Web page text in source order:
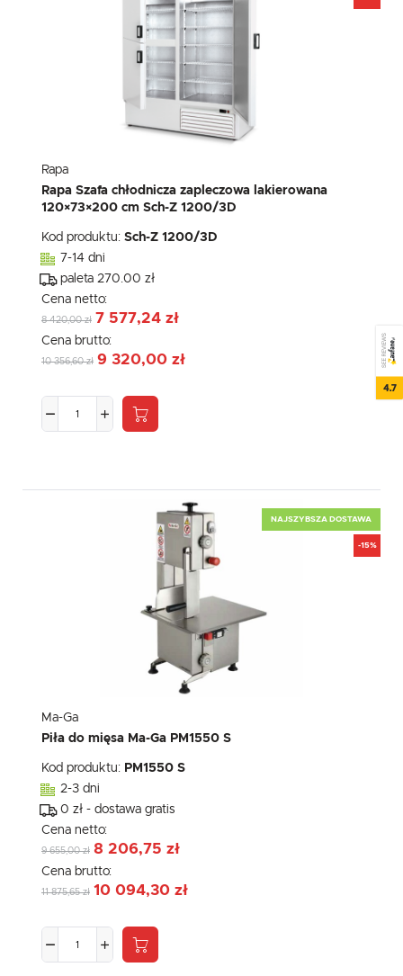
Rapa
Rapa Szafa chłodnicza zapleczowa lakierowana
120×73×200 cm Sch-Z 1200/3D
Kod produktu: Sch-Z 1200/3D
7-14 dni
paleta 270.00 zł
Cena netto:
8 420,00 zł 7 577,24 zł
Cena brutto:
10 356,60 zł 9 320,00 zł
NAJSZYBSZA DOSTAWA
-15%
Ma-Ga
Piła do mięsa Ma-Ga PM1550 S
Kod produktu: PM1550 S
2-3 dni
0 zł - dostawa gratis
Cena netto:
9 655,00 zł 8 206,75 zł
Cena brutto:
11 875,65 zł 10 094,30 zł
SEE REVIEWS
4.7